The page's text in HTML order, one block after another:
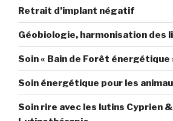
Retrait d’implant négatif
Géobiologie, harmonisation des
Soin « Bain de Forêt énergétique
Soin énergétique pour les
Soin rire avec les lutins Cyprien &